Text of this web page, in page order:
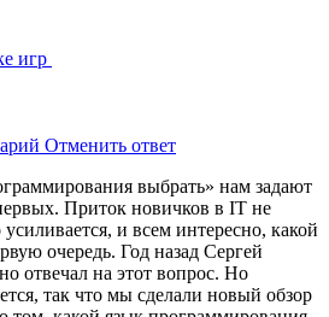
игр
Отменить ответ
выбрать» нам задают
Приток новичков в IT не
и всем интересно, какой
очередь. Год назад Сергей
отвечал на этот вопрос. Но
так что мы сделали новый обзор